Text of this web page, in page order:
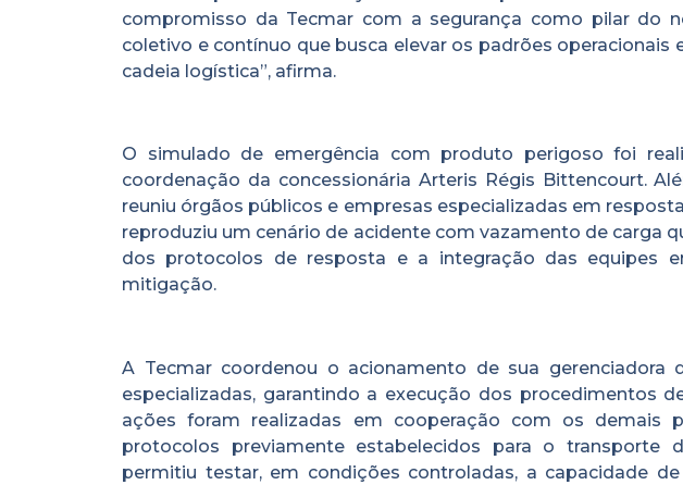
compromisso da Tecmar com a segurança como pilar do
coletivo e contínuo que busca elevar os padrões operacionais
cadeia logística”, afirma.
O simulado de emergência com produto perigoso foi
coordenação da concessionária Arteris Régis Bittencourt.
reuniu órgãos públicos e empresas especializadas em
reproduziu um cenário de acidente com vazamento de carga
dos protocolos de resposta e a integração das equipes
mitigação.
A Tecmar coordenou o acionamento de sua gerenciadora
especializadas, garantindo a execução dos procedimentos
ações foram realizadas em cooperação com os demais
protocolos previamente estabelecidos para o transporte
permitiu testar, em condições controladas, a capacidade